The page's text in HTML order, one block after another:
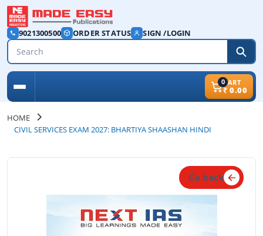
9021300500 ORDER STATUS SIGN /LOGIN
0CART
₹ 0.00
HOME
CIVIL SERVICES EXAM 2027: BHARTIYA SHAASHAN HINDI
Go back